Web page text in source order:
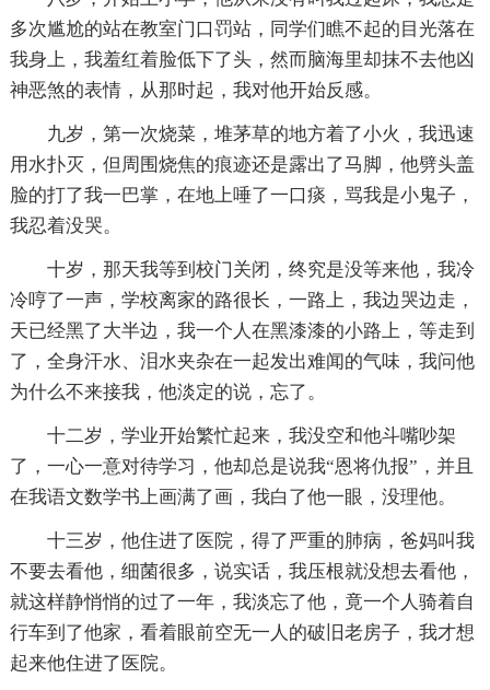
多次尴尬的站在教室门口罚站，同学们瞧不起的目光落在
我身上，我羞红着脸低下了头，然而脑海里却抹不去他凶
神恶煞的表情，从那时起，我对他开始反感。
九岁，第一次烧菜，堆茅草的地方着了小火，我迅速
用水扑灭，但周围烧焦的痕迹还是露出了马脚，他劈头盖
脸的打了我一巴掌，在地上唾了一口痰，骂我是小鬼子，
我忍着没哭。
十岁，那天我等到校门关闭，终究是没等来他，我冷
冷哼了一声，学校离家的路很长，一路上，我边哭边走，
天已经黑了大半边，我一个人在黑漆漆的小路上，等走到
了，全身汗水、泪水夹杂在一起发出难闻的气味，我问他
为什么不来接我，他淡定的说，忘了。
十二岁，学业开始繁忙起来，我没空和他斗嘴吵架
了，一心一意对待学习，他却总是说我“恩将仇报”，并且
在我语文数学书上画满了画，我白了他一眼，没理他。
十三岁，他住进了医院，得了严重的肺病，爸妈叫我
不要去看他，细菌很多，说实话，我压根就没想去看他，
就这样静悄悄的过了一年，我淡忘了他，竟一个人骑着自
行车到了他家，看着眼前空无一人的破旧老房子，我才想
起来他住进了医院。